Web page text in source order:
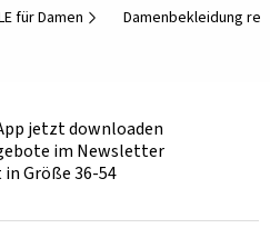
für Damen Damenbekleidung
jetzt downloaden
im Newsletter
Größe 36-54